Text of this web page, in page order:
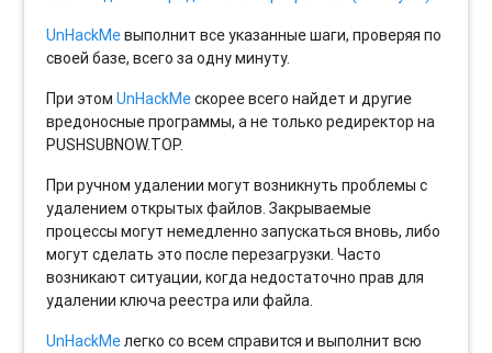
UnHackMeвыполнит все указанные шаги, проверяя по
своей базе, всего за одну минуту.
При этомUnHackMeскорее всего найдет и другие
вредоносные программы, а не только редиректор на
PUSHSUBNOW.TOP.
При ручном удалении могут возникнуть проблемы с
удалением открытых файлов. Закрываемые
процессы могут немедленно запускаться вновь, либо
могут сделать это после перезагрузки. Часто
возникают ситуации, когда недостаточно прав для
удалении ключа реестра или файла.
UnHackMeлегко со всем справится и выполнит всю